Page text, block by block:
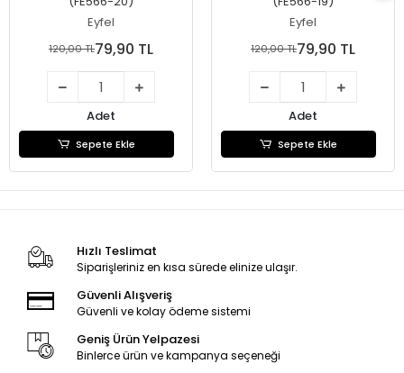
Eyfel
120,00 TL79,90 TL
Adet
Sepete Ekle
Eyfel
120,00 TL79,90 TL
Adet
Sepete Ekle
Hızlı Teslimat
Siparişleriniz en kısa sürede elinize ulaşır.
Güvenli Alışveriş
Güvenli ve kolay ödeme sistemi
Geniş Ürün Yelpazesi
Binlerce ürün ve kampanya seçeneği